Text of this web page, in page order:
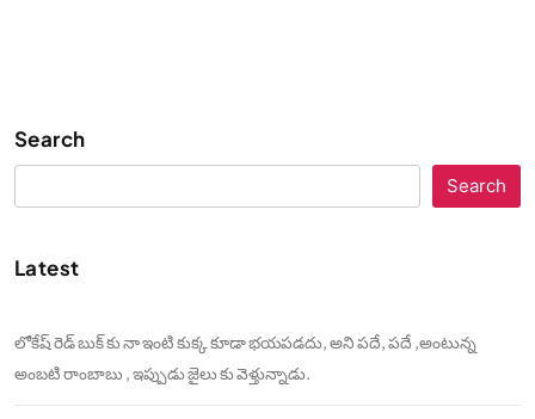
Search
Search
Latest
లోకేష్ రెడ్ బుక్ కు నా ఇంటి కుక్క కూడా భయపడదు, అని పదే, పదే ,అంటున్న
అంబటి రాంబాబు , ఇప్పుడు జైలు కు వెళ్తున్నాడు.